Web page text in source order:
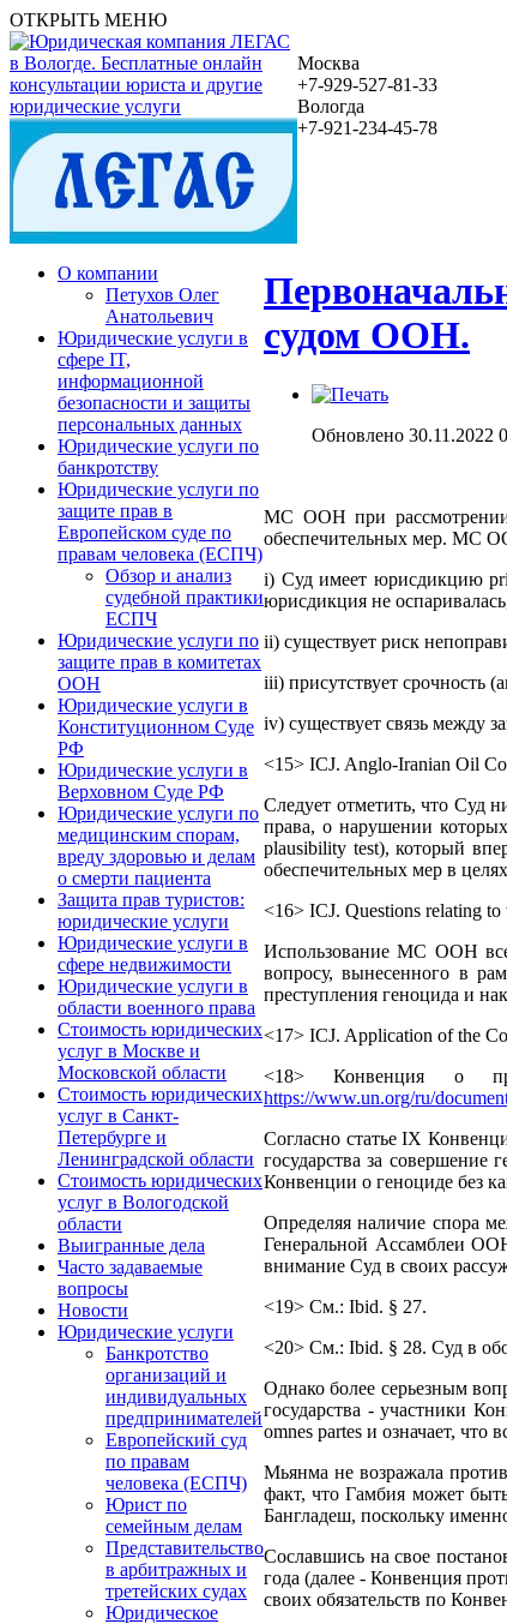
ОТКРЫТЬ МЕНЮ
Москва
+7-929-527-81-33
Вологда
+7-921-234-45-78
О компании
Петухов Олег
Анатольевич
Юридические услуги в
сфере IT,
информационной
безопасности и защиты
персональных данных
Юридические услуги по
банкротству
Юридические услуги по
защите прав в
Европейском суде по
правам человека (ЕСПЧ)
Обзор и анализ
судебной практики
ЕСПЧ
Юридические услуги по
защите прав в комитетах
ООН
Юридические услуги в
Конституционном Суде
РФ
Юридические услуги в
Верховном Суде РФ
Юридические услуги по
медицинским спорам,
вреду здоровью и делам
о смерти пациента
Защита прав туристов:
юридические услуги
Юридические услуги в
сфере недвижимости
Юридические услуги в
области военного права
Стоимость юридических
услуг в Москве и
Московской области
Стоимость юридических
услуг в Санкт-
Петербурге и
Ленинградской области
Стоимость юридических
услуг в Вологодской
области
Выигранные дела
Часто задаваемые
вопросы
Новости
Юридические услуги
Банкротство
организаций и
индивидуальных
предпринимателей
Европейский суд
по правам
человека (ЕСПЧ)
Юрист по
семейным делам
Представительство
в арбитражных и
третейских судах
Юридическое
судом ООН.
Обновлено 30.11.2022
МС ООН при рассмотрении
обеспечительных мер. МС
i) Суд имеет юрисдикцию
юрисдикция не
ii) существует риск
iii) присутствует срочность
iv) существует связь между
<15> ICJ. Anglo-Iranian Oil
Следует отметить, что Суд
права, о нарушении
plausibility test), который
обеспечительных мер в
<16> ICJ. Questions relating
Использование МС ООН
вопросу, вынесенного в
преступления геноцида и
<17> ICJ. Application of the
<18> Конвенция о
https://www.un.org/ru/
Согласно статье IX
государства за
Конвенции о геноциде без
Определяя наличие спора
Генеральной Ассамблеи
внимание Суд в своих
<19> См.: Ibid. § 27.
<20> См.: Ibid. § 28. Суд в
Однако более серьезным
государства - участники
omnes partes и означает,
Мьянма не возражала
факт, что Гамбия может
Бангладеш, поскольку
Сославшись на свое
года (далее - Конвенция
своих обязательств по